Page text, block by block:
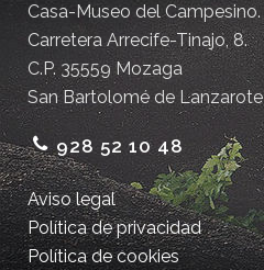
Casa-Museo del Campesino.
Carretera Arrecife-Tinajo, 8.
C.P. 35559 Mozaga
San Bartolomé de Lanzarote
928 52 10 48
Aviso legal
Política de privacidad
Política de cookies